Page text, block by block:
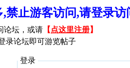
,禁止游客访问,请登录
论坛，或请 【 点这里注册】
录论坛即可游览帖子
登录